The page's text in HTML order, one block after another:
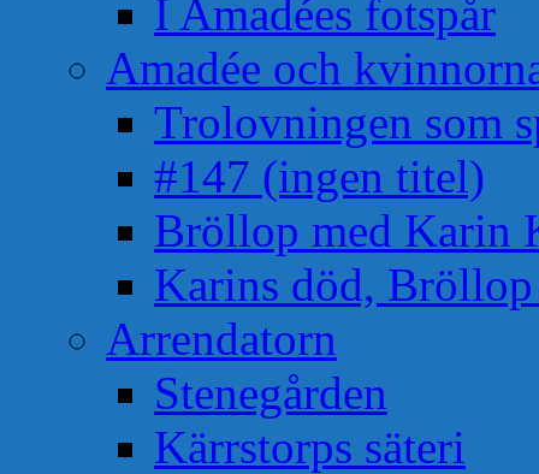
I Amadées fotspår
Amadée och
Trolovningen som
#147 (ingen titel)
Bröllop med Karin
Karins död,
Arrendatorn
Stenegården
Kärrstorps säteri